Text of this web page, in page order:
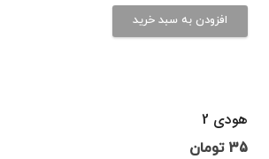
افزودن به سبد خرید
هودی 2
35 تومان